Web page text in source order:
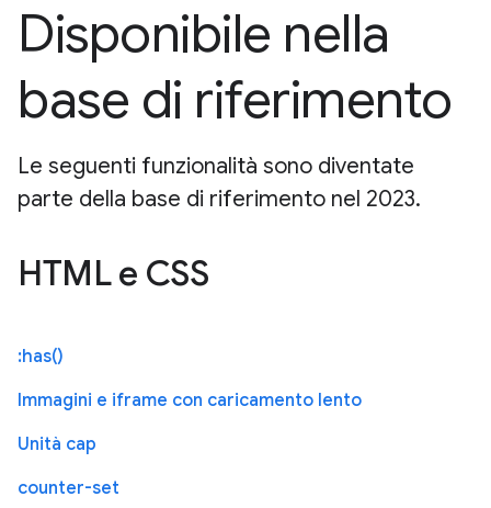
Disponibile nella
base di riferimento
Le seguenti funzionalità sono diventate
parte della base di riferimento nel 2023.
HTML e CSS
:has()
Immagini e iframe con caricamento lento
Unità cap
counter-set